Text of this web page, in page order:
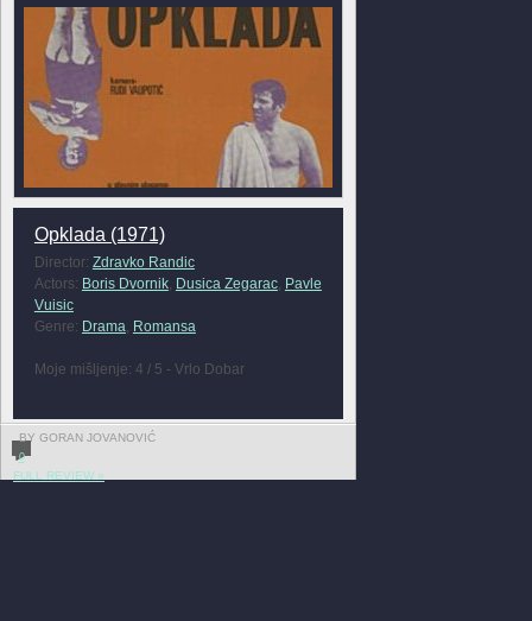
Opklada (1971)
Director: Zdravko Randic
Actors: Boris Dvornik, Dusica Zegarac, Pavle
Vuisic
Genre: Drama Romansa
Moje mišljenje: 4 / 5 - Vrlo Dobar
BY GORAN JOVANOVIĆ
0
FULL REVIEW »